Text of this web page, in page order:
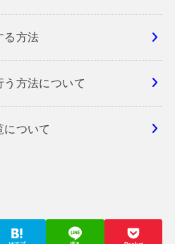
る方法
う方法について
について